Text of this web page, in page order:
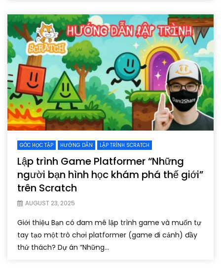
GÓC HỌC TẬP HƯỚNG DẪN LẬP TRÌNH SCRATCH
Lập trình Game Platformer “Những
người bạn hình học khám phá thế giới”
trên Scratch
AUGUST 23, 2025
Giới thiệu Bạn có đam mê lập trình game và muốn tự
tay tạo một trò chơi platformer (game đi cảnh) đầy
thử thách? Dự án “Những...